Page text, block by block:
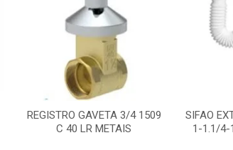
REGISTRO GAVETA 3/4 1509
C 40 LR METAIS
SIFAO
1-1.1/4-